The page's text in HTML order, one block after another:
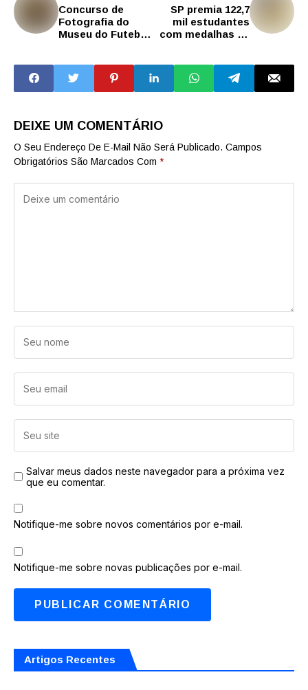
Concurso de
Fotografia do
Museu do Futebol
SP premia 122,7
mil estudantes
com medalhas na
Escolas Estaduais
de SP
DEIXE UM COMENTÁRIO
O Seu Endereço De E-Mail Não Será Publicado. Campos
Obrigatórios São Marcados Com *
Salvar meus dados neste navegador para a próxima vez
que eu comentar.
Notifique-me sobre novos comentários por e-mail.
Notifique-me sobre novas publicações por e-mail.
Artigos Recentes